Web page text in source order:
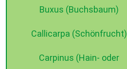
Buxus (Buchsbaum)
Callicarpa (Schönfrucht)
Carpinus (Hain- oder